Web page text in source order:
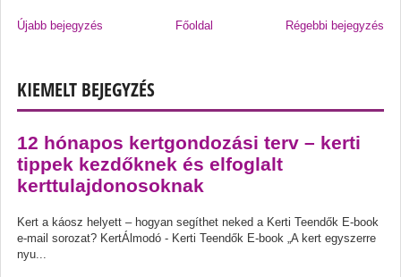
Újabb bejegyzés Régebbi bejegyzés
Főoldal
KIEMELT BEJEGYZÉS
12 hónapos kertgondozási terv – kerti
tippek kezdőknek és elfoglalt
kerttulajdonosoknak
Kert a káosz helyett – hogyan segíthet neked a Kerti Teendők E-book
e-mail sorozat? KertÁlmodó - Kerti Teendők E-book „A kert egyszerre
nyu...